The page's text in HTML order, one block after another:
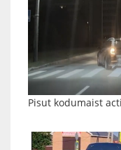
Pisut kodumaist